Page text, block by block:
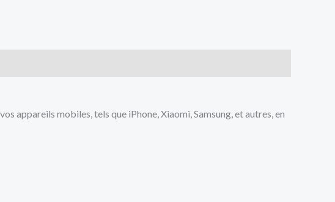
appareils mobiles, tels que iPhone, Xiaomi, Samsung, et autres, en